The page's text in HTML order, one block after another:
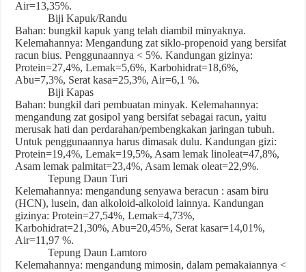
Air=13,35%.
Biji Kapuk/Randu
Bahan: bungkil kapuk yang telah diambil minyaknya.
Kelemahannya: Mengandung zat siklo-propenoid yang bersifat
racun bius. Penggunaannya < 5%. Kandungan gizinya:
Protein=27,4%, Lemak=5,6%, Karbohidrat=18,6%,
Abu=7,3%, Serat kasa=25,3%, Air=6,1 %.
Biji Kapas
Bahan: bungkil dari pembuatan minyak. Kelemahannya:
mengandung zat gosipol yang bersifat sebagai racun, yaitu
merusak hati dan perdarahan/pembengkakan jaringan tubuh.
Untuk penggunaannya harus dimasak dulu. Kandungan gizi:
Protein=19,4%, Lemak=19,5%, Asam lemak linoleat=47,8%,
Asam lemak palmitat=23,4%, Asam lemak oleat=22,9%.
Tepung Daun Turi
Kelemahannya: mengandung senyawa beracun : asam biru
(HCN), lusein, dan alkoloid-alkoloid lainnya. Kandungan
gizinya: Protein=27,54%, Lemak=4,73%,
Karbohidrat=21,30%, Abu=20,45%, Serat kasar=14,01%,
Air=11,97 %.
Tepung Daun Lamtoro
Kelemahannya: mengandung mimosin, dalam pemakaiannya <